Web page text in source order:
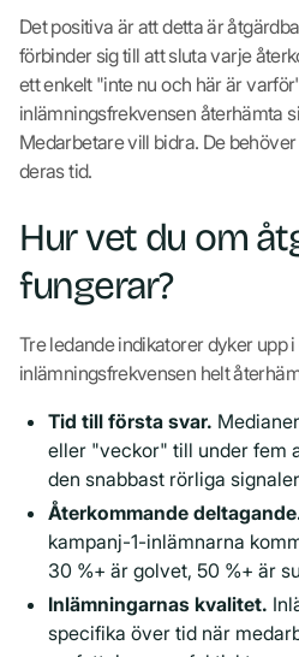
Det positiva är att detta är
förbinder sig till att sluta varje
ett enkelt "inte nu och här är
inlämningsfrekvensen återhämta
Medarbetare vill bidra. De
deras tid.
Hur vet du om
fungerar?
Tre ledande indikatorer dyker upp
inlämningsfrekvensen helt
Tid till första svar.
eller "veckor" till under fem
den snabbast rörliga
Återkommande
kampanj-1-inlämnarna
30 %+ är golvet, 50 %+ är
Inlämningarnas kvalitet.
specifika över tid när